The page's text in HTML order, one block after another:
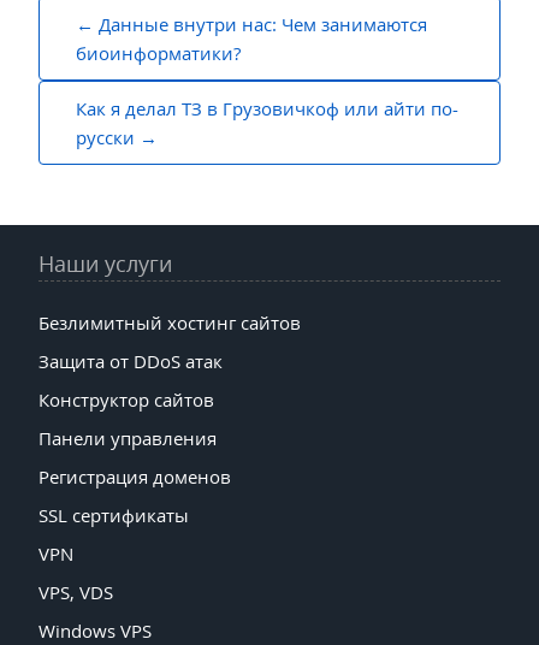
Навигация
записям
Данные внутри нас: Чем занимаются
биоинформатики?
Как я делал ТЗ в Грузовичкоф или айти по-
русски
Наши услуги
Безлимитный хостинг сайтов
Защита от DDoS атак
Конструктор сайтов
Панели управления
Регистрация доменов
SSL сертификаты
VPN
VPS, VDS
Windows VPS